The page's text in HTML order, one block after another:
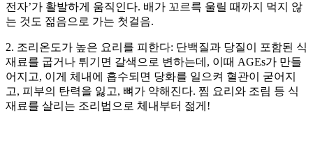
전자’가 활발하게 움직인다. 배가 꼬르륵 울릴 때까지 먹지 않
는 것도 젊음으로 가는 첫걸음.
2. 조리온도가 높은 요리를 피한다: 단백질과 당질이 포함된 식
재료를 굽거나 튀기면 갈색으로 변하는데, 이때 AGEs가 만들
어지고, 이게 체내에 흡수되면 당화를 일으켜 혈관이 굳어지
고, 피부의 탄력을 잃고, 뼈가 약해진다. 찜 요리와 조림 등 식
재료를 살리는 조리법으로 체내부터 젊게!